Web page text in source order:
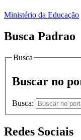
Ministério da Educação
Busca Padrao
Busca
Buscar no
Busca:
Redes Sociais